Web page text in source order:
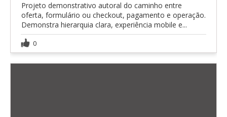
Projeto demonstrativo autoral do caminho entre
oferta, formulário ou checkout, pagamento e operação.
Demonstra hierarquia clara, experiência mobile e...
0